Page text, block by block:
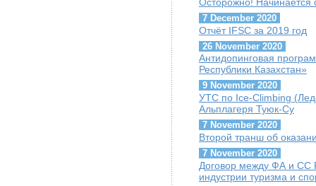
7 December 2020
Отчёт IFSC за 2019 год
26 November 2020
Антидопинговая
Республики Казахстан»
9 November 2020
УТС по Ice-Climbing
Альплагеря Туюк-Су
7 November 2020
Второй транш об
7 November 2020
Договор между ФА и СС
индустрии туризма и